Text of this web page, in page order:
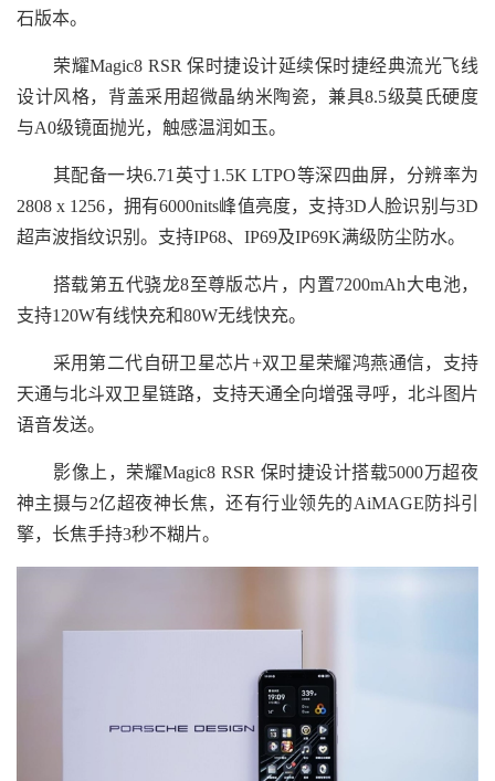
石版本。
荣耀Magic8 RSR 保时捷设计延续保时捷经典流光飞线
设计风格，背盖采用超微晶纳米陶瓷，兼具8.5级莫氏硬度
与A0级镜面抛光，触感温润如玉。
其配备一块6.71英寸1.5K LTPO等深四曲屏，分辨率为
2808 x 1256，拥有6000nits峰值亮度，支持3D人脸识别与3D
超声波指纹识别。支持IP68、IP69及IP69K满级防尘防水。
搭载第五代骁龙8至尊版芯片，内置7200mAh大电池，
支持120W有线快充和80W无线快充。
采用第二代自研卫星芯片+双卫星荣耀鸿燕通信，支持
天通与北斗双卫星链路，支持天通全向增强寻呼，北斗图片
语音发送。
影像上，荣耀Magic8 RSR 保时捷设计搭载5000万超夜
神主摄与2亿超夜神长焦，还有行业领先的AiMAGE防抖引
擎，长焦手持3秒不糊片。